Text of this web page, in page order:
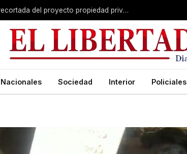
El Senado avanza con una versión recortada del proyecto propiedad privada: desalojo exprés, plazos y menos capítulos
Nacionales Sociedad Interior Policiales